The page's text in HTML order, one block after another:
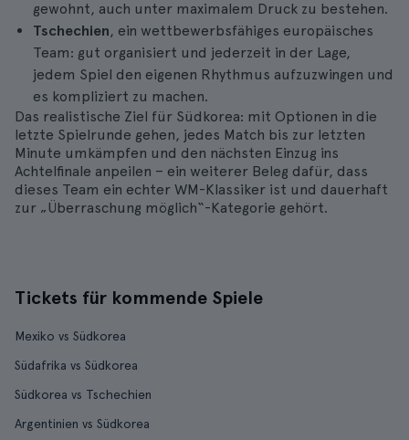
gewohnt, auch unter maximalem Druck zu bestehen.
Tschechien, ein wettbewerbsfähiges europäisches
Team: gut organisiert und jederzeit in der Lage,
jedem Spiel den eigenen Rhythmus aufzuzwingen und
es kompliziert zu machen.
Das realistische Ziel für Südkorea: mit Optionen in die
letzte Spielrunde gehen, jedes Match bis zur letzten
Minute umkämpfen und den nächsten Einzug ins
Achtelfinale anpeilen – ein weiterer Beleg dafür, dass
dieses Team ein echter WM-Klassiker ist und dauerhaft
zur „Überraschung möglich“-Kategorie gehört.
Tickets für kommende Spiele
Mexiko vs Südkorea
Südafrika vs Südkorea
Südkorea vs Tschechien
Argentinien vs Südkorea